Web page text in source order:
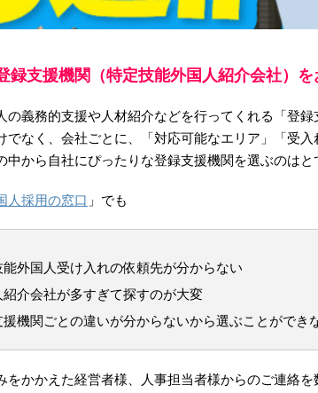
録支援機関（特定技能外国人紹介会社）
の義務的支援や人材紹介などを行ってくれる「登録
でなく、会社ごとに、「対応可能なエリア」「受
中から自社にぴったりな登録支援機関を選ぶのはと
人採用の窓口 」でも
能外国人受け入れの依頼先が分からない
紹介会社が多すぎて探すのが大変
援機関ごとの違いが分からないから選ぶことができ
をかかえた経営者様、人事担当者様からのご連絡を